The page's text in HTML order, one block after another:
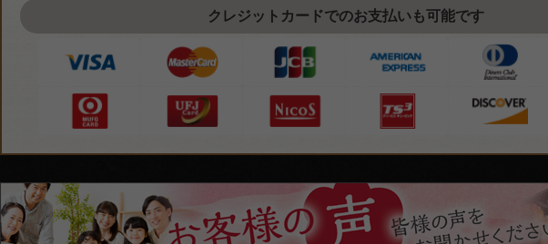
クレジットカードでのお支払いも可能です
皆
様